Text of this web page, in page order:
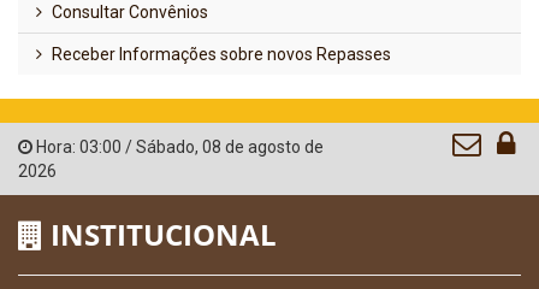
Consultar Convênios
Receber Informações sobre novos Repasses
Hora: 03:00 /Sábado, 08 de agosto de
2026
INSTITUCIONAL